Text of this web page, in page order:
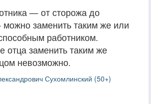
— от сторожа до
заменить таким же или
работником.
отца заменить таким же
невозможно.
Сухомлинский (50+)